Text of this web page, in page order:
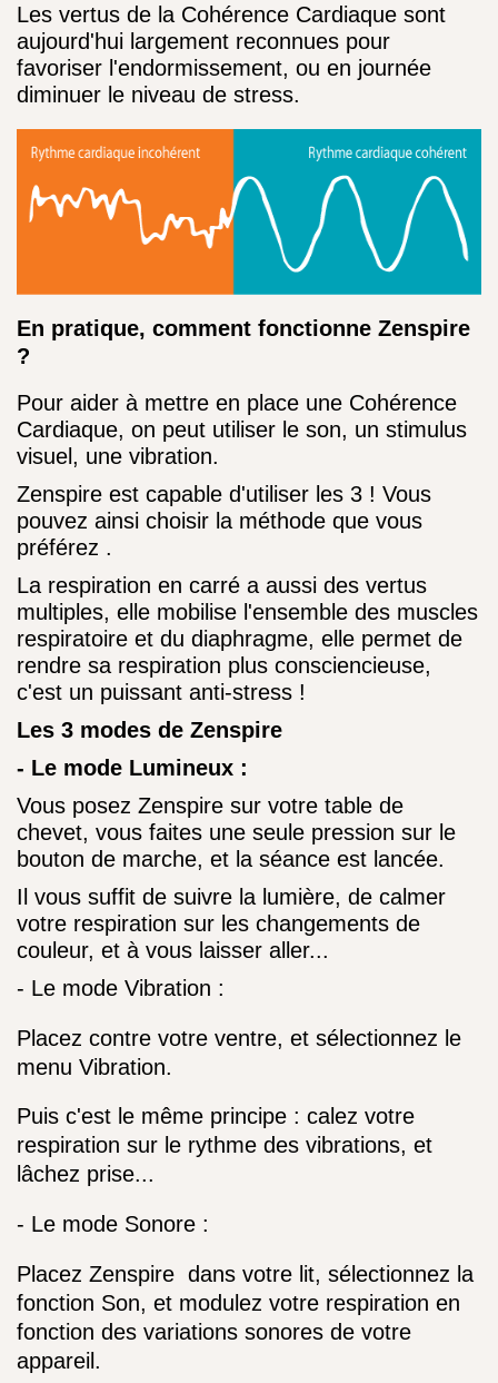
Les vertus de la Cohérence Cardiaque sont
aujourd'hui largement reconnues pour
favoriser l'endormissement, ou en journée
diminuer le niveau de stress.
En pratique, comment fonctionne Zenspire
?
Pour aider à mettre en place une Cohérence
Cardiaque, on peut utiliser le son, un stimulus
visuel, une vibration.
Zenspire est capable d'utiliser les 3 ! Vous
pouvez ainsi choisir la méthode que vous
préférez .
La respiration en carré a aussi des vertus
multiples, elle mobilise l'ensemble des muscles
respiratoire et du diaphragme, elle permet de
rendre sa respiration plus consciencieuse,
c'est un puissant anti-stress !
Les 3 modes de Zenspire
- Le mode Lumineux :
Vous posez Zenspire sur votre table de
chevet, vous faites une seule pression sur le
bouton de marche, et la séance est lancée.
Il vous suffit de suivre la lumière, de calmer
votre respiration sur les changements de
couleur, et à vous laisser aller...
- Le mode Vibration :
Placez contre votre ventre, et sélectionnez le
menu Vibration.
Puis c'est le même principe : calez votre
respiration sur le rythme des vibrations, et
lâchez prise...
- Le mode Sonore :
Placez Zenspire dans votre lit, sélectionnez la
fonction Son, et modulez votre respiration en
fonction des variations sonores de votre
appareil.